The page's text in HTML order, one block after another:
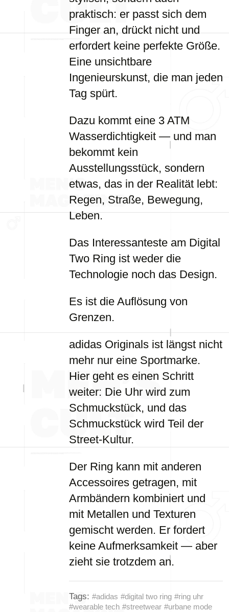
praktisch: er passt sich dem
Finger an, drückt nicht und
erfordert keine perfekte Größe.
Eine unsichtbare
Ingenieurskunst, die man jeden
Tag spürt.
Dazu kommt eine 3 ATM
Wasserdichtigkeit — und man
bekommt kein
Ausstellungsstück, sondern
etwas, das in der Realität lebt:
Regen, Straße, Bewegung,
Leben.
Das Interessanteste am Digital
Two Ring ist weder die
Technologie noch das Design.
Es ist die Auflösung von
Grenzen.
adidas Originals ist längst nicht
mehr nur eine Sportmarke.
Hier geht es einen Schritt
weiter: Die Uhr wird zum
Schmuckstück, und das
Schmuckstück wird Teil der
Street-Kultur.
Der Ring kann mit anderen
Accessoires getragen, mit
Armbändern kombiniert und
mit Metallen und Texturen
gemischt werden. Er fordert
keine Aufmerksamkeit — aber
zieht sie trotzdem an.
Tags: #adidas #digital two ring #ring uhr
#wearable tech #streetwear #urbane mode